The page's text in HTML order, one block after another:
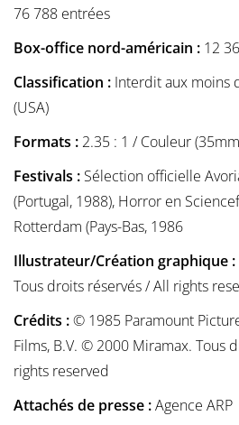
76 788 entrées
Box-office nord-américain : 12
Classification : Interdit aux moins
(USA)
Formats : 2.35 : 1 / Couleur
Festivals : Sélection officielle
(Portugal, 1988), Horror en
Rotterdam (Pays-Bas, 1986
Illustrateur/Création graphique :
Tous droits réservés / All rights
Crédits :© 1985 Paramount
Films, B.V. © 2000 Miramax. Tous
rights reserved
Attachés de presse :Agence ARP